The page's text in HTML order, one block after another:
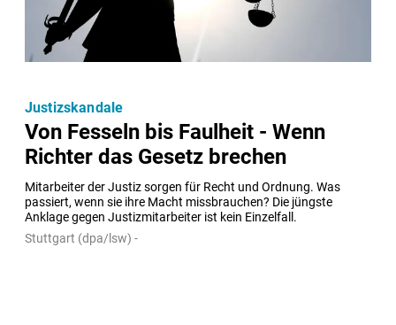
Von Fesseln bis Faulheit - Wenn
Richter das Gesetz brechen
Mitarbeiter der Justiz sorgen für Recht und Ordnung. Was
passiert, wenn sie ihre Macht missbrauchen? Die jüngste
Anklage gegen Justizmitarbeiter ist kein Einzelfall.
Justizskandale
Stuttgart (dpa/lsw) -